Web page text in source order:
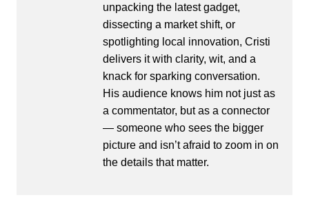
unpacking the latest gadget,
dissecting a market shift, or
spotlighting local innovation, Cristi
delivers it with clarity, wit, and a
knack for sparking conversation.
His audience knows him not just as
a commentator, but as a connector
— someone who sees the bigger
picture and isn’t afraid to zoom in on
the details that matter.